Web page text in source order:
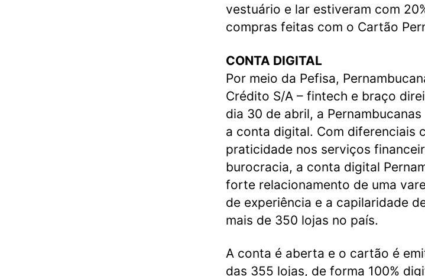
vestuário e lar estiveram com
compras feitas com o Cartão
CONTA DIGITAL
Por meio da Pefisa,
Crédito S/A – fintech e braço
dia 30 de abril, a
a conta digital. Com diferenciais
praticidade nos serviços
burocracia, a conta digital
forte relacionamento de uma
de experiência e a capilaridade
mais de 350 lojas no país.
A conta é aberta e o cartão é
das 355 lojas, de forma 100%